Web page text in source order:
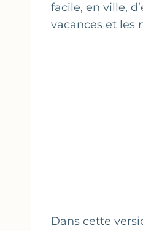
facile, en ville,
vacances et les
Dans cette